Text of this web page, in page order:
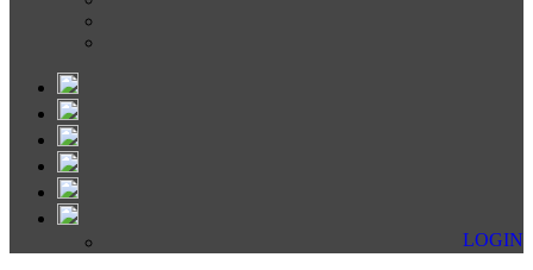
LOGIN